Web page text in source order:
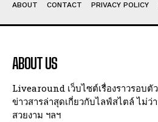
ABOUT CONTACT PRIVACY POLICY
ABOUT US
Livearound เว็บไซต์เรื่องราวรอบตั
ข่าวสารล่าสุดเกี่ยวกับไลฟ์สไตล์ ไม่ว่
สวยงาม ฯลฯ